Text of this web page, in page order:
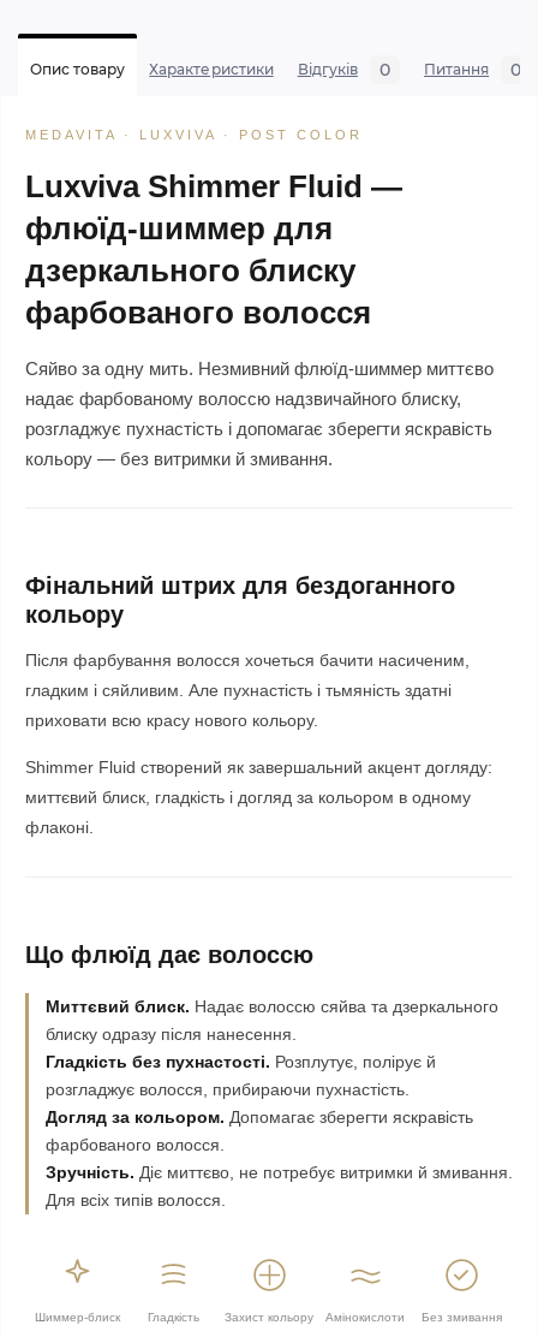
Опис товару Характеристики Відгуків 0 Питання 0
MEDAVITA · LUXVIVA · POST COLOR
Luxviva Shimmer Fluid —
флюїд-шиммер для
дзеркального блиску
фарбованого волосся
Сяйво за одну мить. Незмивний флюїд-шиммер миттєво
надає фарбованому волоссю надзвичайного блиску,
розгладжує пухнастість і допомагає зберегти яскравість
кольору — без витримки й змивання.
Фінальний штрих для бездоганного
кольору
Після фарбування волосся хочеться бачити насиченим,
гладким і сяйливим. Але пухнастість і тьмяність здатні
приховати всю красу нового кольору.
Shimmer Fluid створений як завершальний акцент догляду:
миттєвий блиск, гладкість і догляд за кольором в одному
флаконі.
Що флюїд дає волоссю
Миттєвий блиск. Надає волоссю сяйва та дзеркального
блиску одразу після нанесення.
Гладкість без пухнастості. Розплутує, полірує й
розгладжує волосся, прибираючи пухнастість.
Догляд за кольором. Допомагає зберегти яскравість
фарбованого волосся.
Зручність. Діє миттєво, не потребує витримки й змивання.
Для всіх типів волосся.
Шиммер-блиск Гладкість Захист кольору Амінокислоти Без змивання